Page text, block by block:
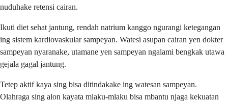
nuduhake retensi cairan.
Ikuti diet sehat jantung, rendah natrium kanggo ngurangi ketegangan
ing sistem kardiovaskular sampeyan. Watesi asupan cairan yen dokter
sampeyan nyaranake, utamane yen sampeyan ngalami bengkak utawa
gejala gagal jantung.
Tetep aktif kaya sing bisa ditindakake ing watesan sampeyan.
Olahraga sing alon kayata mlaku-mlaku bisa mbantu njaga kekuatan